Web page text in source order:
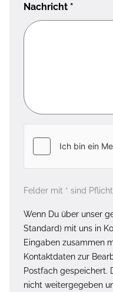
Nachricht *
Felder mit * sind
Wenn Du über unser
Standard) mit uns in
Eingaben zusammen
Kontaktdaten zur
Postfach gespeichert.
nicht weitergegeben